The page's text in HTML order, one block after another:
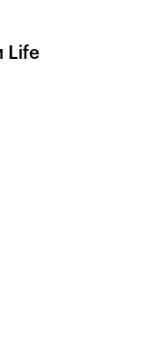
Life